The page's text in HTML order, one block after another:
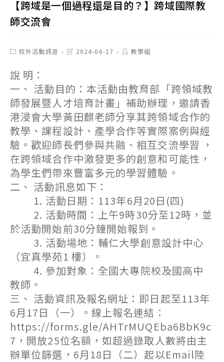
【跨域是一個過程還是目的？】跨域國際教
師交流會
Post校外活動訊息
Post2024-06-17
Post教學組
說 明：
一、 活動目的：本活動由教育部「跨領域教
師發展暨人才培育計畫」補助辦理，邀請香
港浸會大學黃田麒老師分享其跨領域合作的
教學、課程設計、產學合作等實際案例與經
驗。歡迎師長們參與共融、相互交流學習 ，
在跨領域合作中激發更多的創意和可能性，
為學生們帶來豐富多元的學習體驗。
二、 活動訊息如下：
1. 活動日期：113年6月20日(四)
2. 活動時間：上午9時30分至12時，並
於活動開始前30分鐘開始報到。
3. 活動場地：輔仁大學創意設計中心
（宜真學苑1 樓）。
4. 參加對象：全國大專院校及國高中
教師。
三、 活動資訊及報名網址：即日起至113年
6月17日（一）。線上報名連結：
https://forms.gle/AHTrMUQEba6BbK9c
7，開放25位名額，如超過錄取人數將由主
辦單位篩選，6月18日（二）起以Email陸